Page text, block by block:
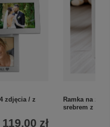
zdjęcia / z
119,00 zł
Ramka na
srebrem z